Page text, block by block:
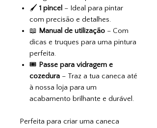
🖌️ 1 pincel – Ideal para pintar
com precisão e detalhes.
📖 Manual de utilização – Com
dicas e truques para uma pintura
perfeita.
🎟️ Passe para vidragem e
cozedura – Traz a tua caneca até
à nossa loja para um
acabamento brilhante e durável.
Perfeita para criar uma caneca